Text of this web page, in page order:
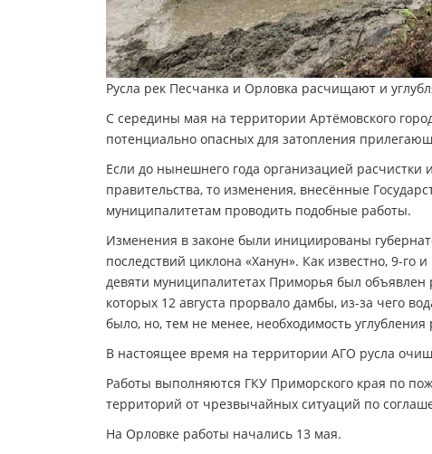
Русла рек Песчанка и Орловка расчищают и
С середины мая на территории Артёмовского
потенциально опасных для затопления
Если до нынешнего года организацией расчистки
правительства, то изменения, внесённые
муниципалитетам проводить подобные работы.
Изменения в законе были инициированы
последствий циклона «Ханун». Как известно, 9-го
девяти муниципалитетах Приморья был
которых 12 августа прорвало дамбы, из-за чего
было, но, тем не менее, необходимость углубления
В настоящее время на территории АГО русла
Работы выполняются ГКУ Приморского края по
территорий от чрезвычайных ситуаций по
На Орловке работы начались 13 мая.